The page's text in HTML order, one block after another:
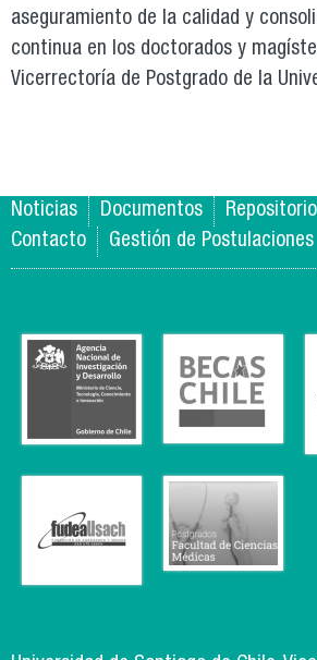
aseguramiento de la calidad y
continua en los doctorados y
Vicerrectoría de Postgrado de la
Noticias Documentos
Contacto
Gestión de Postulaciones